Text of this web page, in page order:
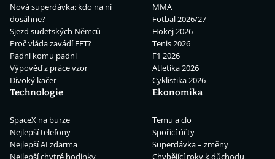
Nová superdávka: kdo na ní
dosáhne?
Sjezd sudetských Němců
Proč vláda zavádí EET?
Padni komu padni
Výpověď z práce vzor
Divoký kačer
MMA
Fotbal 2026/27
Hokej 2026
Tenis 2026
F1 2026
Atletika 2026
Cyklistika 2026
Technologie
SpaceX na burze
Nejlepší telefony
Nejlepší AI zdarma
Nejlepší chytré hodinky
Ekonomika
Temu a clo
Spořicí účty
Superdávka – změny
Chybějící roky k důchodu